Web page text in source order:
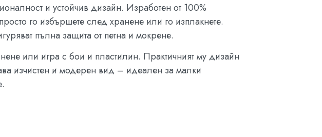
и устойчив дизайн. Изработен от 100%
го избършете след хранене или го изплакнете.
пълна защита от петна и мокрене.
или игра с бои и пластилин. Практичният му дизайн
изчистен и модерен вид – идеален за малки